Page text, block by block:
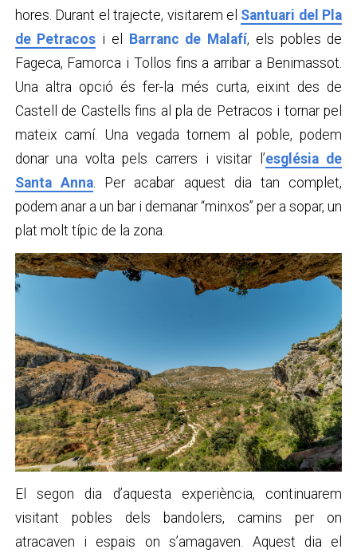
hores. Durant el trajecte, visitarem el Santuari del Pla
de Petracos i el Barranc de Malafí, els pobles de
Fageca, Famorca i Tollos fins a arribar a Benimassot.
Una altra opció és fer-la més curta, eixint des de
Castell de Castells fins al pla de Petracos i tornar pel
mateix camí. Una vegada tornem al poble, podem
donar una volta pels carrers i visitar l’església de
Santa Anna. Per acabar aquest dia tan complet,
podem anar a un bar i demanar “minxos” per a sopar, un
plat molt típic de la zona.
El segon dia d’aquesta experiència, continuarem
visitant pobles dels bandolers, camins per on
atracaven i espais on s’amagaven. Aquest dia el